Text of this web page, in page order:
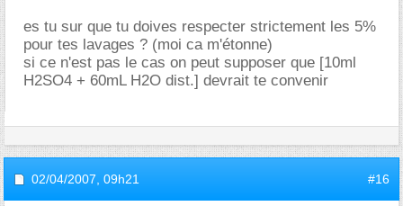
es tu sur que tu doives respecter strictement les 5%
pour tes lavages ? (moi ca m'étonne)
si ce n'est pas le cas on peut supposer que [10ml
H2SO4 + 60mL H2O dist.] devrait te convenir
02/04/2007, 09h21 #16